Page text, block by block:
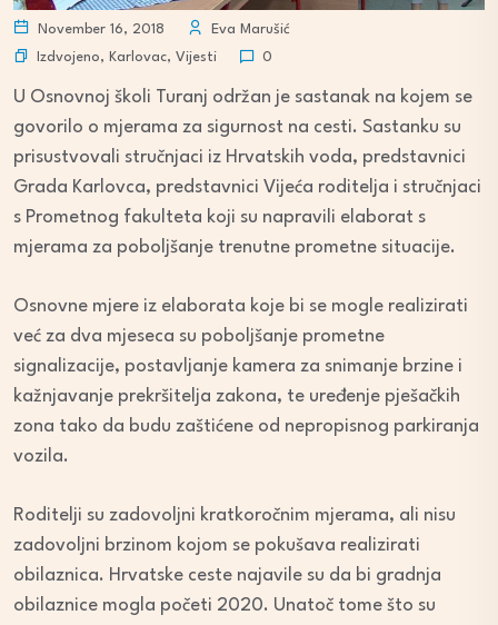
November 16, 2018
Eva Marušić
Izdvojeno, Karlovac, Vijesti 0
U Osnovnoj školi Turanj održan je sastanak na kojem se
govorilo o mjerama za sigurnost na cesti. Sastanku su
prisustvovali stručnjaci iz Hrvatskih voda, predstavnici
Grada Karlovca, predstavnici Vijeća roditelja i stručnjaci
s Prometnog fakulteta koji su napravili elaborat s
mjerama za poboljšanje trenutne prometne situacije.
Osnovne mjere iz elaborata koje bi se mogle realizirati
već za dva mjeseca su poboljšanje prometne
signalizacije, postavljanje kamera za snimanje brzine i
kažnjavanje prekršitelja zakona, te uređenje pješačkih
zona tako da budu zaštićene od nepropisnog parkiranja
vozila.
Roditelji su zadovoljni kratkoročnim mjerama, ali nisu
zadovoljni brzinom kojom se pokušava realizirati
obilaznica. Hrvatske ceste najavile su da bi gradnja
obilaznice mogla početi 2020. Unatoč tome što su